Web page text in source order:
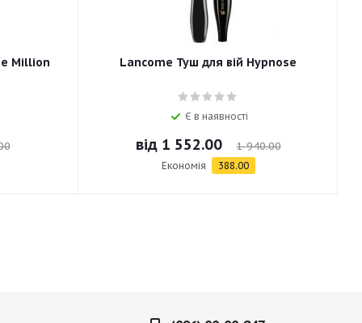
Million
Lancome Туш для вій Hypnose
Є в наявності
від 1 552.00 1 940.00
Економія 388.00